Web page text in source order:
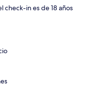
check-in es de 18 años